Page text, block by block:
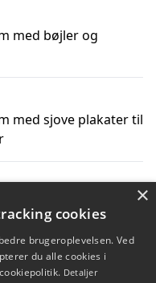
med bøjler og
med sjove plakater til
×
cookies
brugeroplevelsen. Ved
du alle cookies i
Detaljer